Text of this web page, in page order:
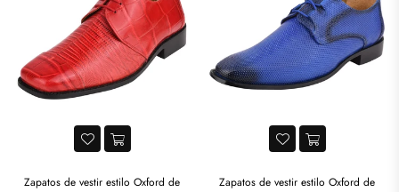
Zapatos de vestir estilo Oxford de
Zapatos de vestir estilo Oxford de